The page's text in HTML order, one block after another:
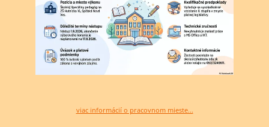
viac informácií o pracovnom mieste...